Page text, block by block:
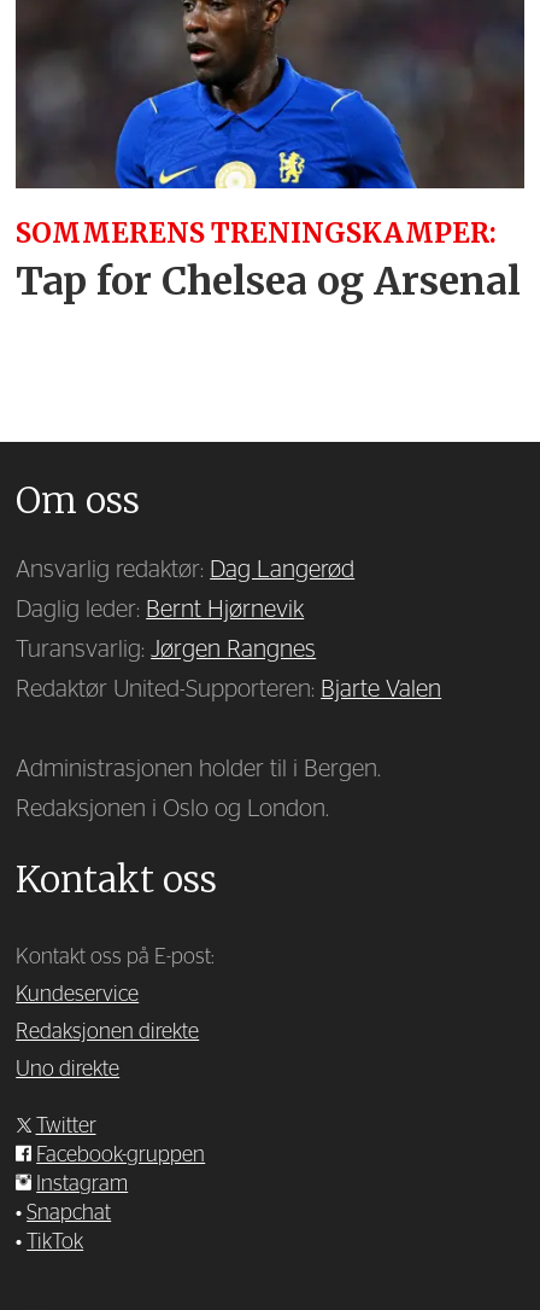
SOMMERENS TRENINGSKAMPER:
Tap for Chelsea og Arsenal
Om oss
Ansvarlig redaktør: Dag Langerød
Daglig leder: Bernt Hjørnevik
Turansvarlig:Jørgen Rangnes
Redaktør United-Supporteren: Bjarte Valen
Administrasjonen holder til i Bergen.
Redaksjonen i Oslo og London.
Kontakt oss
Kontakt oss på E-post:
Kundeservice
Redaksjonen direkte
Uno direkte
Twitter
Facebook-gruppen
Instagram
•Snapchat
•
TikTok